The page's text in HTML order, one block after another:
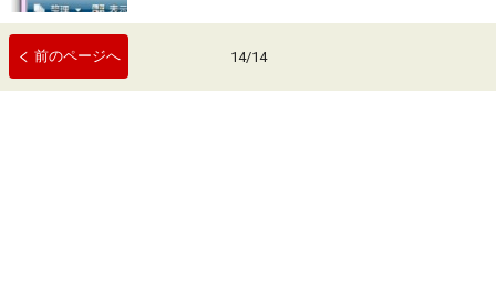
前のページへ 14/14